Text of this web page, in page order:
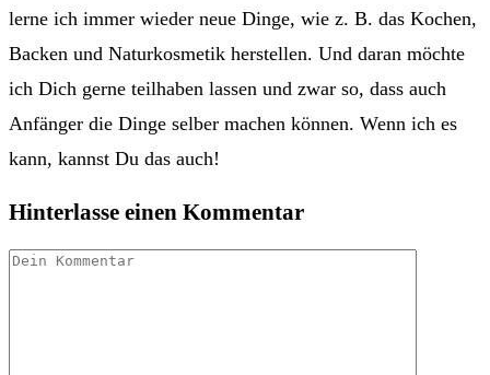
lerne ich immer wieder neue Dinge, wie z. B. das Kochen,
Backen und Naturkosmetik herstellen. Und daran möchte
ich Dich gerne teilhaben lassen und zwar so, dass auch
Anfänger die Dinge selber machen können. Wenn ich es
kann, kannst Du das auch!
Hinterlasse einen Kommentar